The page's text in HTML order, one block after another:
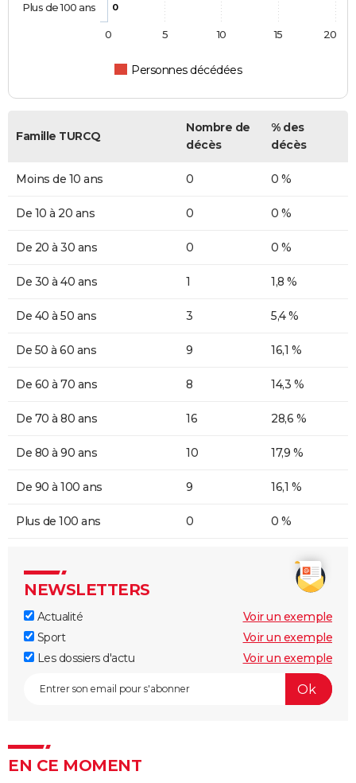
0
Personnes décédées
Plus de 100 ans
0 5 10 15 20
Famille TURCQ
Nombre de
décès
% des
décès
Moins de 10 ans 0 0 %
De 10 à 20 ans 0 0 %
De 20 à 30 ans 0 0 %
De 30 à 40 ans 1 1,8 %
De 40 à 50 ans 3 5,4 %
De 50 à 60 ans 9 16,1 %
De 60 à 70 ans 8 14,3 %
De 70 à 80 ans 16 28,6 %
De 80 à 90 ans 10 17,9 %
De 90 à 100 ans 9 16,1 %
Plus de 100 ans 0 0 %
NEWSLETTERS
Actualité
Voir un exemple
Sport
Voir un exemple
Les dossiers d'actu
Voir un exemple
EN CE MOMENT